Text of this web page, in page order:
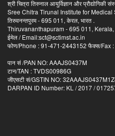
श्री चित्रा तिरुनाल आयुर्विज्ञान और प्रौद्योगिकी
Sree Chitra Tirunal Institute for
तिरुवनन्तपुरम - 695 011, केरल, भारत .
Thiruvananthapuram - 695 011,
ईमेल / Email:sct@sctimst.ac.in
फोण/Phone : 91-471-2443152 फैक्स/Fax
पान सं /PAN NO: AAAJS0437M
टान/TAN : TVDS00986G
जीएसटी सं/GSTIN NO:
DARPAN ID Number: KL / 2017 /